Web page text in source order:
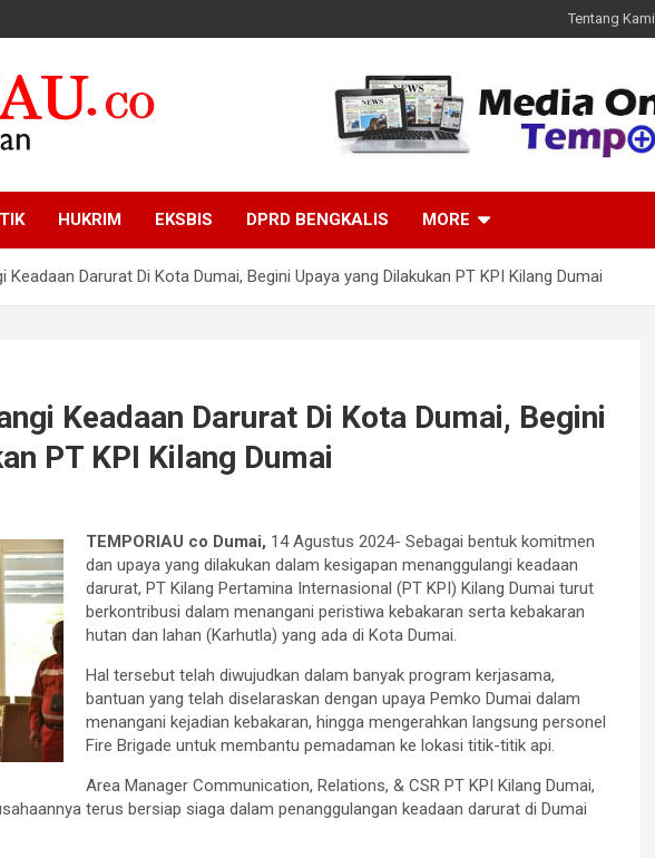
Tentang Kami
HUKRIM EKSBIS DPRD BENGKALIS MORE
Keadaan Darurat Di Kota Dumai, Begini Upaya yang Dilakukan PT KPI Kilang Dumai
Keadaan Darurat Di Kota Dumai, Begini
PT KPI Kilang Dumai
TEMPORIAU co Dumai, 14 Agustus 2024- Sebagai bentuk komitmen
dan upaya yang dilakukan dalam kesigapan menanggulangi keadaan
darurat, PT Kilang Pertamina Internasional (PT KPI) Kilang Dumai turut
berkontribusi dalam menangani peristiwa kebakaran serta kebakaran
hutan dan lahan (Karhutla) yang ada di Kota Dumai.
Hal tersebut telah diwujudkan dalam banyak program kerjasama,
bantuan yang telah diselaraskan dengan upaya Pemko Dumai dalam
menangani kejadian kebakaran, hingga mengerahkan langsung personel
Fire Brigade untuk membantu pemadaman ke lokasi titik-titik api.
Area Manager Communication, Relations, & CSR PT KPI Kilang Dumai,
terus bersiap siaga dalam penanggulangan keadaan darurat di Dumai